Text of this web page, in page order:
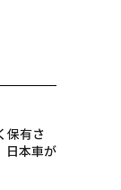
保有さ
日本車が